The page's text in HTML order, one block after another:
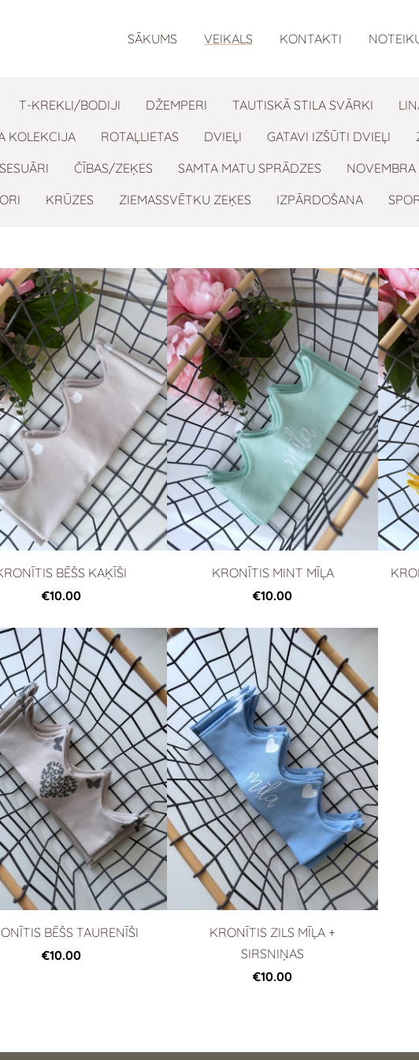
SĀKUMS VEIKALS KONTAKTI
T-KREKLI/BODIJI DŽEMPERI TAUTISKĀ STILA SVĀRKI
KOLEKCIJA ROTAĻLIETAS DVIEĻI GATAVI IZŠŪTI DVIEĻI
ČĪBAS/ZEĶES SAMTA MATU SPRĀDZES
KRŪZES ZIEMASSVĒTKU ZEĶES IZPĀRDOŠANA
BĒŠS KAĶĪŠI
€10.00
KRONĪTIS MINT MĪĻA
€10.00
BĒŠS TAURENĪŠI
€10.00
KRONĪTIS ZILS MĪĻA +
SIRSNIŅAS
€10.00